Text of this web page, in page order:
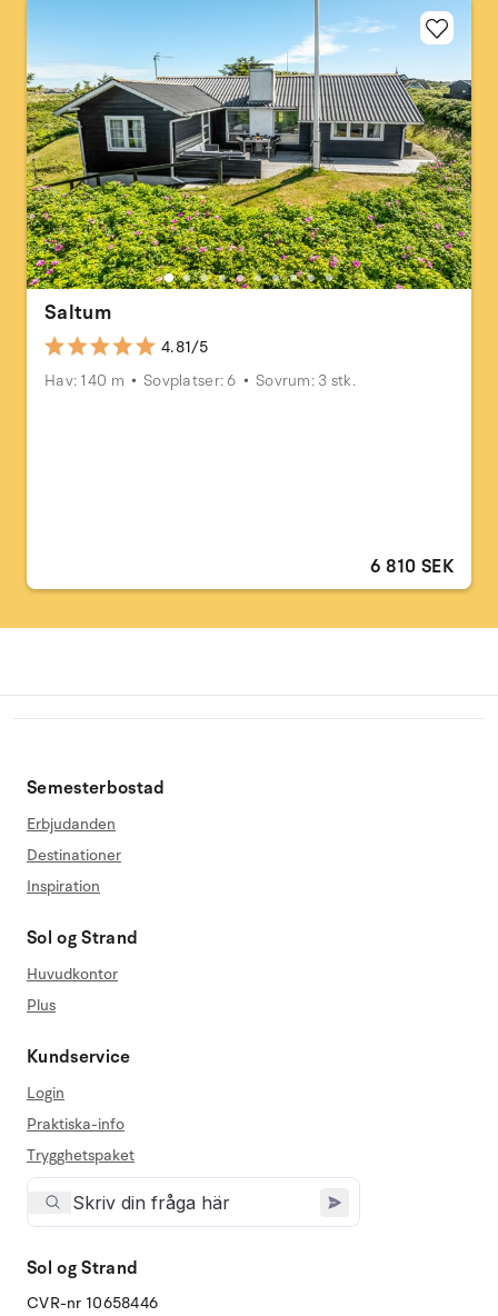
Saltum
4.81/5
Hav: 140 m
Sovplatser: 6 Sovrum: 3 stk.
6 810 SEK
Semesterbostad
Erbjudanden
Destinationer
Inspiration
Sol og Strand
Huvudkontor
Plus
Kundservice
Login
Praktiska-info
Trygghetspaket
Sol og Strand
CVR-nr 10658446